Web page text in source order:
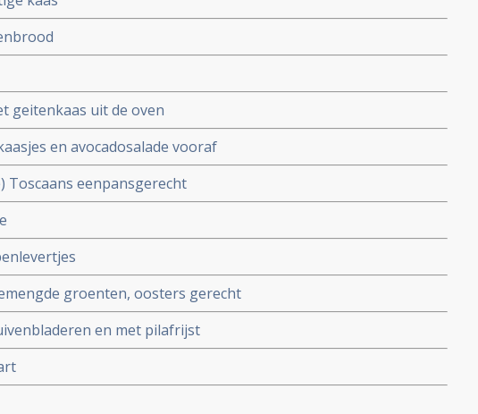
geitenkaas uit de oven
en avocadosalade vooraf
Toscaans eenpansgerecht
groenten, oosters gerecht
en met pilafrijst